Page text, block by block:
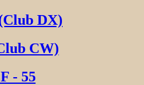
DX)
CW)
- 55